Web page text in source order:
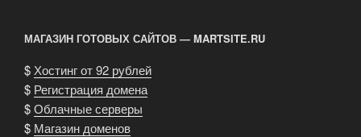
МАГАЗИН ГОТОВЫХ САЙТОВ — MARTSITE.RU
$ Хостинг от 92 рублей
$ Регистрация домена
$Облачные серверы
$ Магазин доменов